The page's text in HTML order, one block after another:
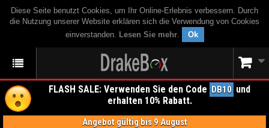
Diese Seite benutzt Cookies, um Ihr Online-Erlebnis verbessern. Durch
die Nutzung unserer Website erklären sich die Verwendung von Cookies
einverstanden. Lesen Sie mehr. Ok
FLASH SALE: Verwenden Sie den Code DB10 und
erhalten 10% Rabatt.
Angebot gültig bis 9 August